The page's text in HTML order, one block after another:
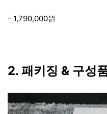
- 1,790,000원
2. 패키징 & 구성